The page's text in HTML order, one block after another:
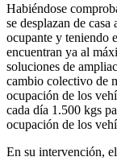
Habiéndose
se desplazan de
ocupante y teniendo
encuentran ya al
soluciones de
cambio colectivo de
ocupación de los
cada día 1.500 kgs
ocupación de los
En su intervención,